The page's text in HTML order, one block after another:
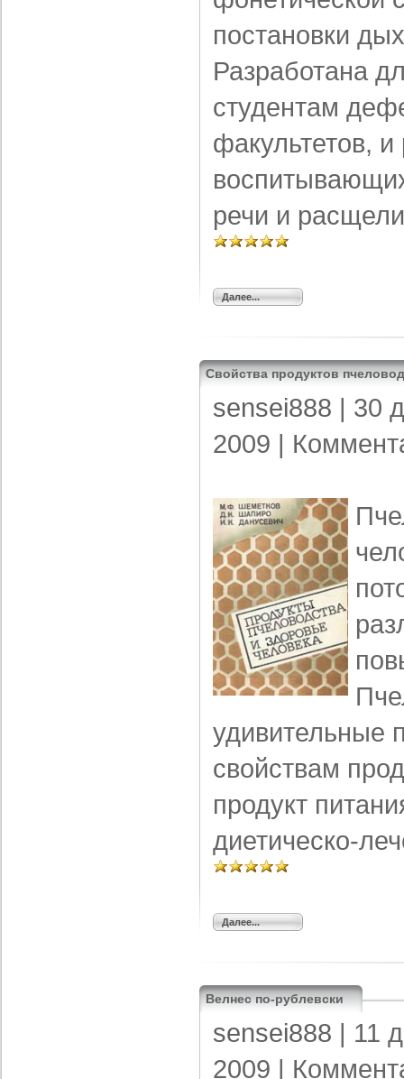
постановки
Разработана
студентам
факультетов,
речи и
Далее...
Свойства продуктов
sensei888 | 30
2009 |
удивительные
свойствам
продукт
диетическо-
Далее...
Велнес по-рублевски
sensei888 | 11
2009 |